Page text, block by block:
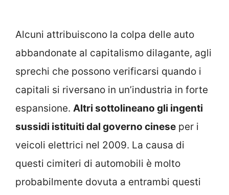
Alcuni attribuiscono la colpa delle auto
abbandonate al capitalismo dilagante, agli
sprechi che possono verificarsi quando i
capitali si riversano in un’industria in forte
espansione. Altri sottolineano gli ingenti
sussidi istituiti dal governo cinese per i
veicoli elettrici nel 2009. La causa di
questi cimiteri di automobili è molto
probabilmente dovuta a entrambi questi